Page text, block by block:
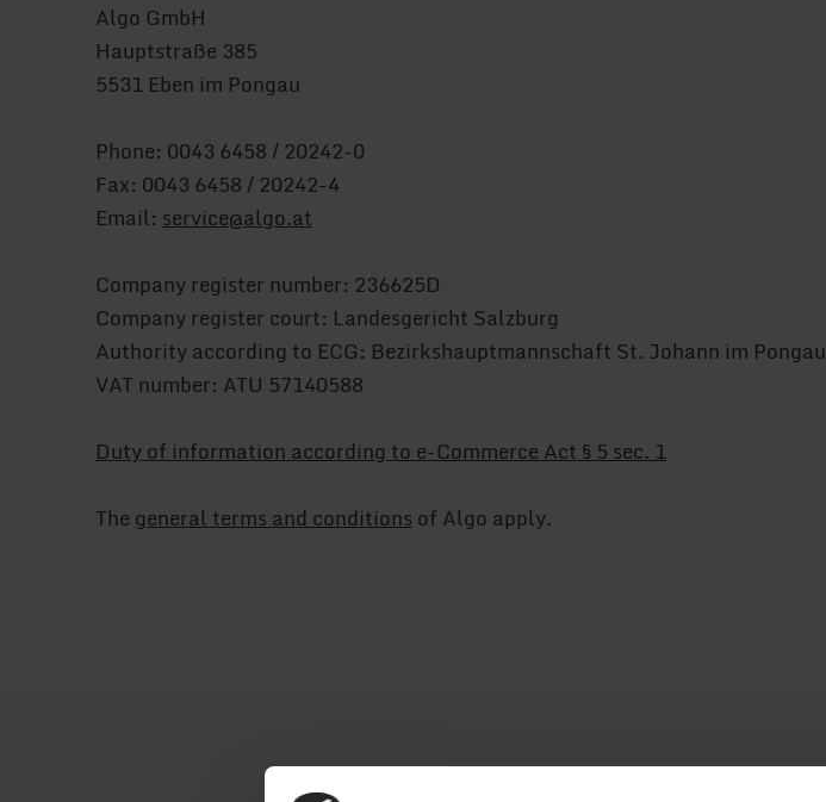
Algo GmbH
Hauptstraße 385
5531 Eben im Pongau
Phone: 0043 6458 / 20242-0
Fax: 0043 6458 / 20242-4
Email: service@algo.at
Company register number: 236625D
Company register court: Landesgericht Salzburg
Authority according to ECG: Bezirkshauptmannschaft St. Johann im Pongau
VAT number: ATU 57140588
Duty of information according to e-Commerce Act § 5 sec. 1
The general terms and conditions of Algo apply.